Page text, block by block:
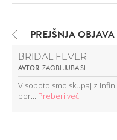
PREJŠNJA OBJAVA
BRIDAL FEVER
AVTOR:ZAOBLJUBA.SI
V soboto smo skupaj z
por... Preberi več